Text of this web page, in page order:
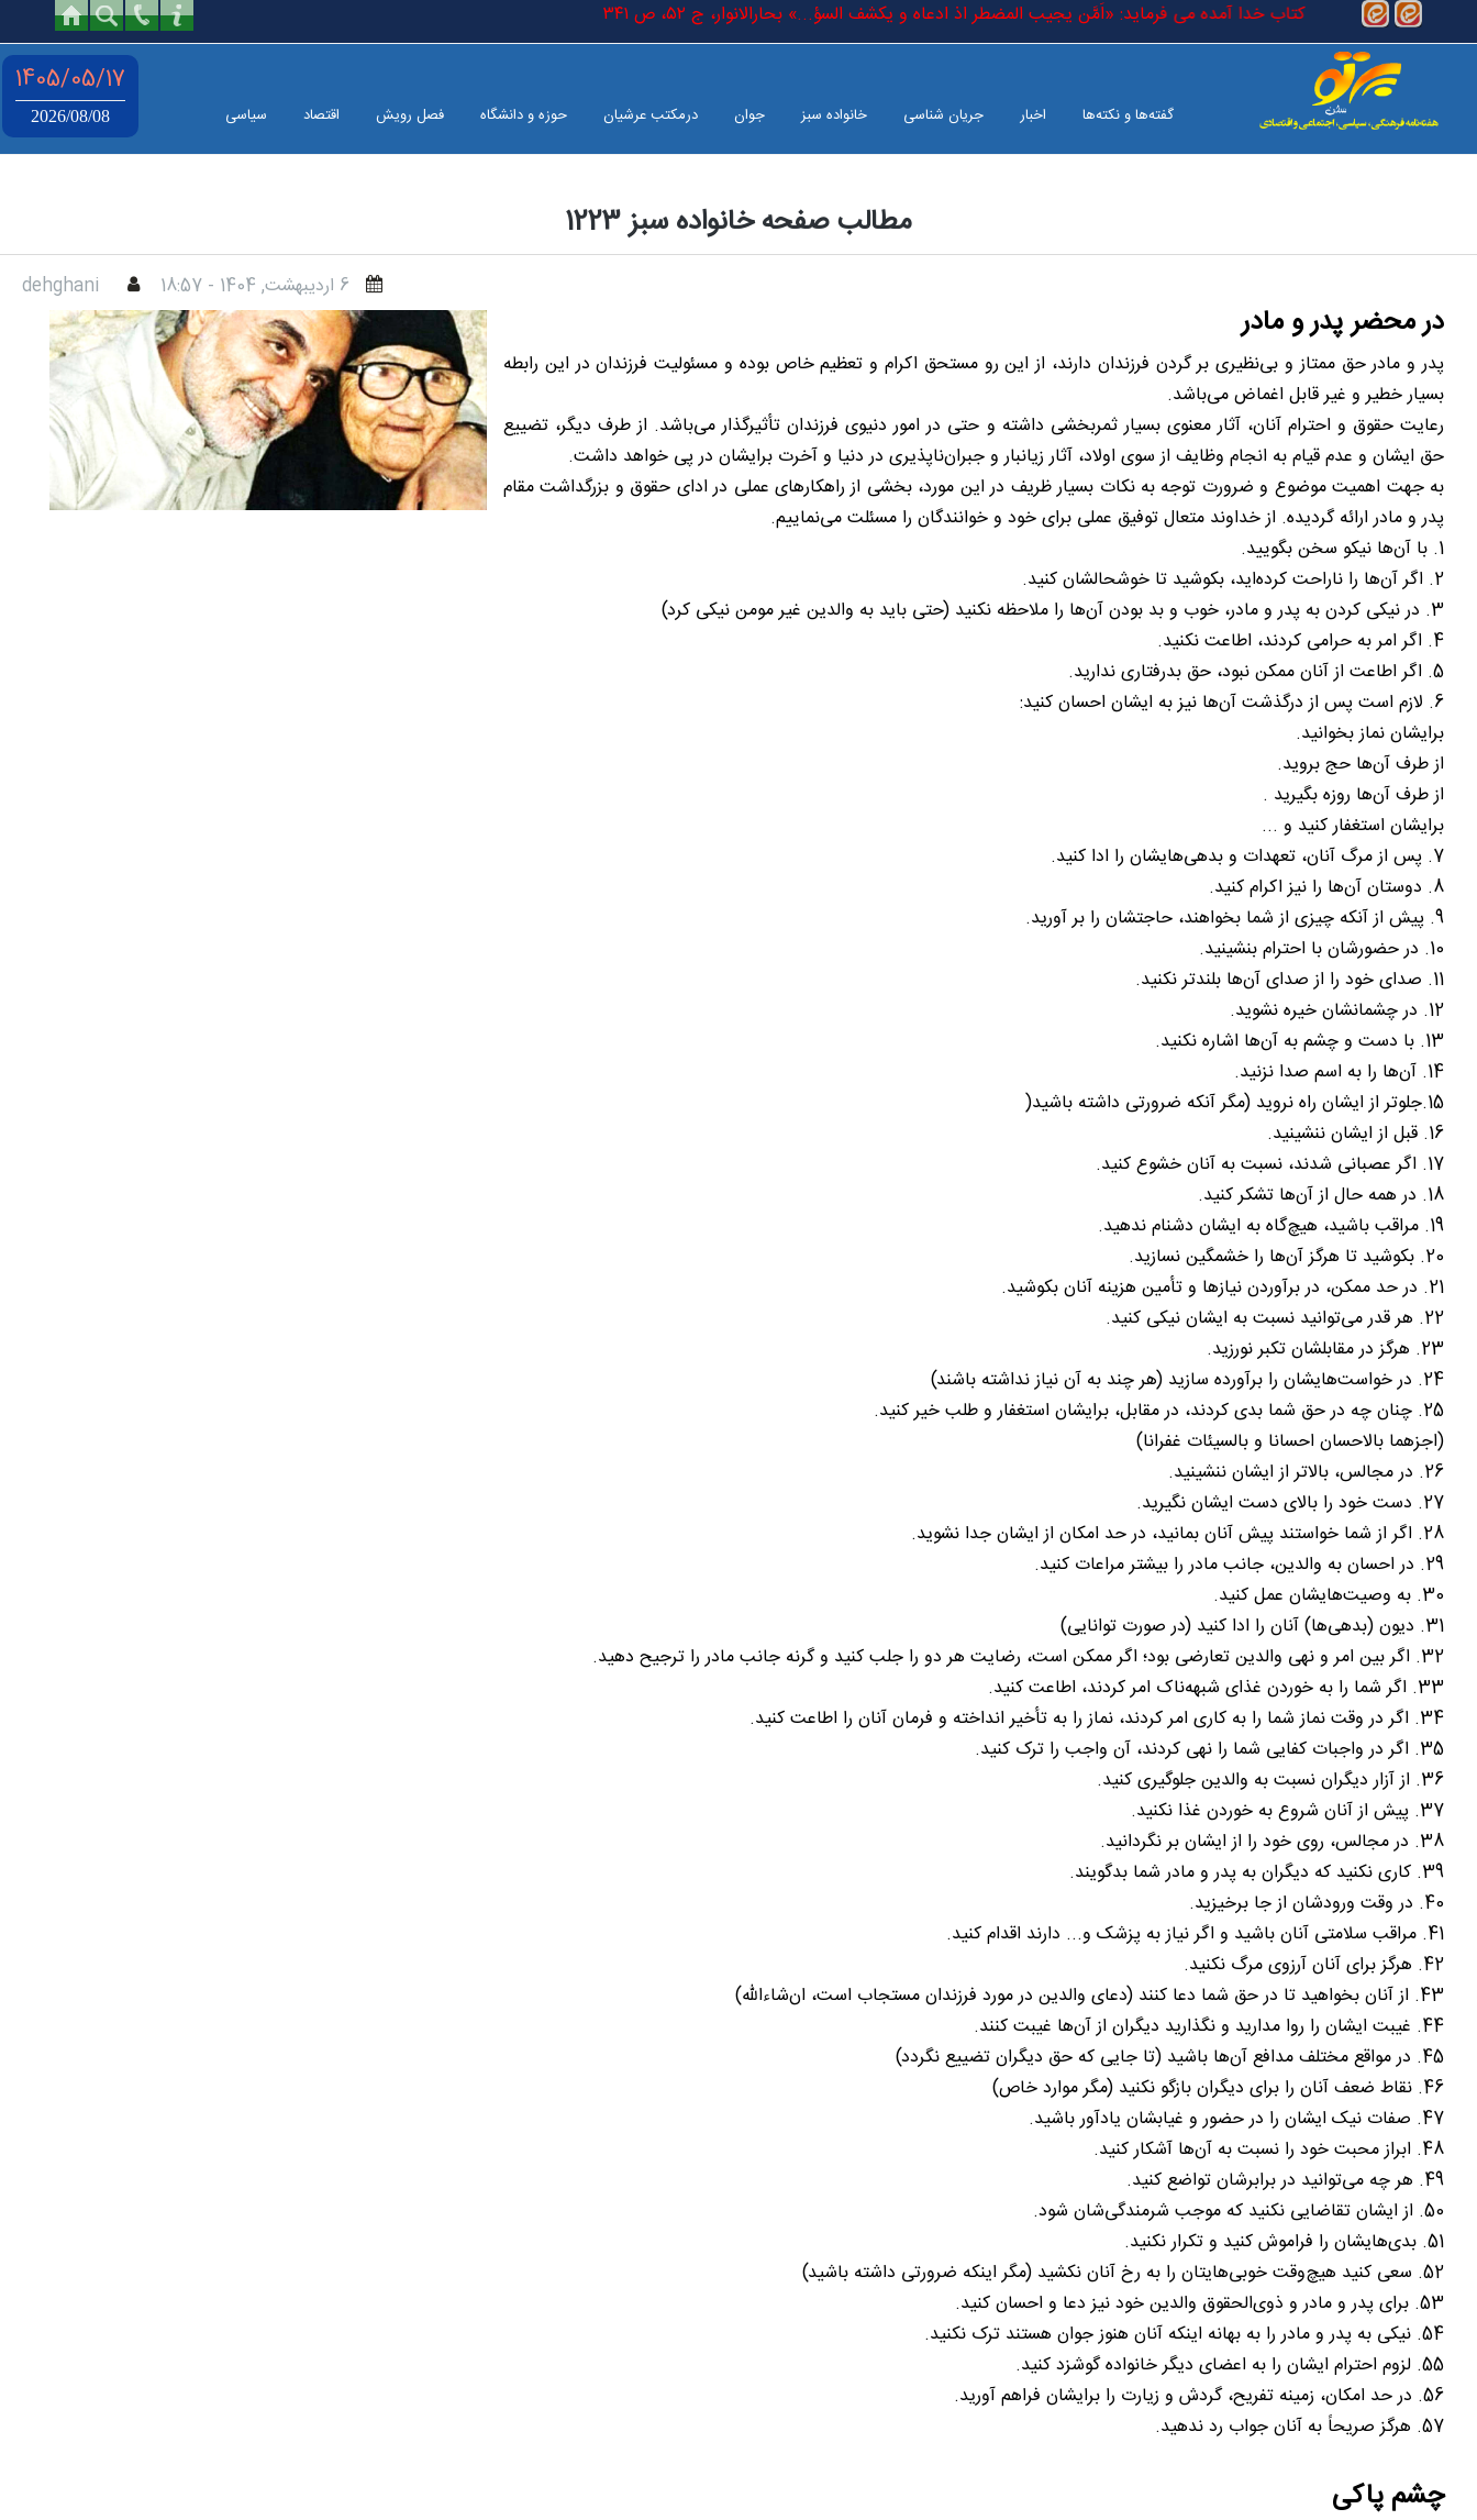
رفتن به محتوای اصلی
مضطر (حقیقی) است که در کتاب خدا آمده می فرماید: «اَمَّن یجیب المضطر اذ ادعاه و یکشف السؤ...» بحارالانوار، ج ٥٢، ص ٣٤١
گفته‌ها و نکته‌ها اخبار جریان شناسی خانواده سبز جوان درمکتب عرشیان حوزه و دانشگاه فصل رویش اقتصاد سیاسی
1405/05/17
2026/08/08
مطالب صفحه خانواده سبز 1223
6 ارديبهشت, 1404 - 18:57 dehghani
در محضر پدر و مادر
پدر و مادر حق ممتاز و بی‌نظیری بر گردن فرزندان دارند، از این رو مستحق اکرام و تعظیم خاص بوده و مسئولیت فرزندان در این رابطه
بسیار خطیر و غیر قابل اغماض می‌باشد.
رعایت حقوق و احترام آنان، آثار معنوی بسیار ثمربخشی داشته و حتی در امور دنیوی فرزندان تأثیرگذار می‌باشد. از طرف دیگر، تضییع
حق ایشان و عدم قیام به انجام وظایف از سوی اولاد، آثار زیانبار و جبران‌ناپذیری در دنیا و آخرت برایشان در پی خواهد داشت.
به جهت اهمیت موضوع و ضرورت توجه به نکات بسیار ظریف در این مورد، بخشی از راهکارهای عملی در ادای حقوق و بزرگداشت مقام
پدر و مادر ارائه گردیده. از خداوند متعال توفیق عملی برای خود و خوانندگان را مسئلت می‌نماییم.
1. با آن‌ها نیکو سخن بگویید.
2. اگر آن‌ها را ناراحت کرده‌اید، بکوشید تا خوشحالشان کنید.
3. در نیکی کردن به پدر و مادر، خوب و بد بودن آن‌ها را ملاحظه نکنید (حتی باید به والدین غیر مومن نیکی کرد)
4. اگر امر به حرامی کردند، اطاعت نکنید.
5. اگر اطاعت از آنان ممکن نبود، حق بدرفتاری ندارید.
6. لازم است پس از درگذشت آن‌ها نیز به ایشان احسان کنید:
برایشان نماز بخوانید.
از طرف آن‌ها حج بروید.
از طرف آن‌ها روزه بگیرید .
برایشان استغفار کنید و ...
7. پس از مرگ آنان، تعهدات و بدهی‌هایشان را ادا کنید.
8. دوستان آن‌ها را نیز اکرام کنید.
9. پیش از آنکه چیزی از شما بخواهند، حاجتشان را بر آورید.
10. در حضورشان با احترام بنشینید.
11. صدای خود را از صدای آن‌ها بلندتر نکنید.
12. در چشمانشان خیره نشوید.
13. با دست و چشم به آن‌ها اشاره نکنید.
14. آن‌ها را به اسم صدا نزنید.
15.جلوتر از ایشان راه نروید (مگر آنکه ضرورتی داشته باشید(
16. قبل از ایشان ننشینید.
17. اگر عصبانی شدند، نسبت به آنان خشوع کنید.
18. در همه حال از آن‌ها تشکر کنید.
19. مراقب باشید، هیچ‌گاه به ایشان دشنام ندهید.
20. بکوشید تا هرگز آن‌ها را خشمگین نسازید.
21. در حد ممکن، در برآوردن نیازها و تأمین هزینه آنان بکوشید.
22. هر قدر می‌توانید نسبت به ایشان نیکی کنید.
23. هرگز در مقابلشان تکبر نورزید.
24. در خواست‌هایشان را برآورده سازید (هر چند به آن نیاز نداشته باشند)
25. چنان چه در حق شما بدی کردند، در مقابل، برایشان استغفار و طلب خیر کنید.
(اجزهما بالاحسان احسانا و بالسیئات غفرانا)
26. در مجالس، بالاتر از ایشان ننشینید.
27. دست خود را بالای دست ایشان نگیرید.
28. اگر از شما خواستند پیش آنان بمانید، در حد امکان از ایشان جدا نشوید.
29. در احسان به والدین، جانب مادر را بیشتر مراعات کنید.
30. به وصیت‌هایشان عمل کنید.
31. دیون (بدهی‌ها) آنان را ادا کنید (در صورت توانایی)
32. اگر بین امر و نهی والدین تعارضی بود؛ اگر ممکن است، رضایت هر دو را جلب کنید و گرنه جانب مادر را ترجیح دهید.
33. اگر شما را به خوردن غذای شبهه‌ناک امر کردند، اطاعت کنید.
34. اگر در وقت نماز شما را به کاری امر کردند، نماز را به تأخیر انداخته و فرمان آنان را اطاعت کنید.
35. اگر در واجبات کفایی شما را نهی کردند، آن واجب را ترک کنید.
36. از آزار دیگران نسبت به والدین جلوگیری کنید.
37. پیش از آنان شروع به خوردن غذا نکنید.
38. در مجالس، روی خود را از ایشان بر نگردانید.
39. کاری نکنید که دیگران به پدر و مادر شما بدگویند.
40. در وقت ورودشان از جا برخیزید.
41. مراقب سلامتی آنان باشید و اگر نیاز به پزشک و... دارند اقدام کنید.
42. هرگز برای آنان آرزوی مرگ نکنید.
43. از آنان بخواهید تا در حق شما دعا کنند (دعای والدین در مورد فرزندان مستجاب است، ان‌شاءالله)
44. غیبت ایشان را روا مدارید و نگذارید دیگران از آن‌ها غیبت کنند.
45. در مواقع مختلف مدافع آن‌ها باشید (تا جایی که حق دیگران تضییع نگردد)
46. نقاط ضعف آنان را برای دیگران بازگو نکنید (مگر موارد خاص)
47. صفات نیک ایشان را در حضور و غیابشان یادآور باشید.
48. ابراز محبت خود را نسبت به آن‌ها آشکار کنید.
49. هر چه می‌توانید در برابرشان تواضع کنید.
50. از ایشان تقاضایی نکنید که موجب شرمندگی‌شان شود.
51. بدی‌هایشان را فراموش کنید و تکرار نکنید.
52. سعی کنید هیچ‌وقت خوبی‌هایتان را به رخ آنان نکشید (مگر اینکه ضرورتی داشته باشید)
53. برای پدر و مادر و ذوی‌الحقوق والدین خود نیز دعا و احسان کنید.
54. نیکی به پدر و مادر را به بهانه اینکه آنان هنوز جوان هستند ترک نکنید.
55. لزوم احترام ایشان را به اعضای دیگر خانواده گوشزد کنید.
56. در حد امکان، زمینه تفریح، گردش و زیارت را برایشان فراهم آورید.
57. هرگز صریحاً به آنان جواب رد ندهید.
چشم پاکی